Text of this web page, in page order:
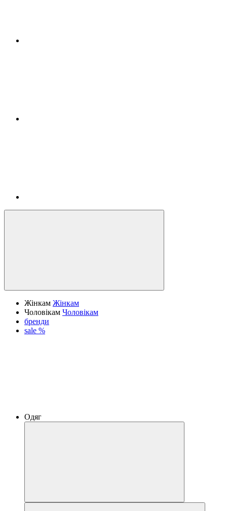
Жінкам Жінкам
Чоловікам Чоловікам
бренди
sale %
Одяг